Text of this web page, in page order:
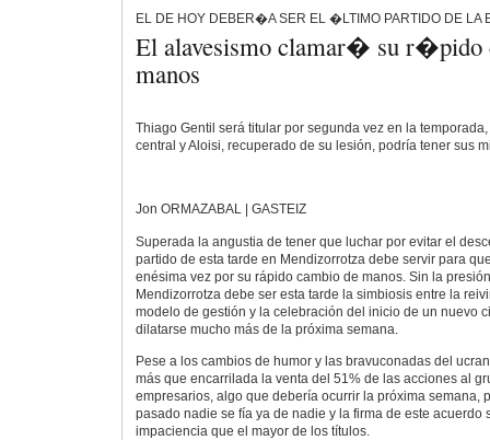
EL DE HOY DEBER�A SER EL �LTIMO PARTIDO DE LA
El alavesismo clamar� su r�pido
manos
Thiago Gentil será titular por segunda vez en la
central y Aloisi, recuperado de su lesión, podría tener sus
Jon ORMAZABAL | GASTEIZ
Superada la angustia de tener que luchar por evitar el
partido de esta tarde en Mendizorrotza debe servir para
enésima vez por su rápido cambio de manos. Sin la
Mendizorrotza debe ser esta tarde la simbiosis entre la
modelo de gestión y la celebración del inicio de un nuevo
dilatarse mucho más de la próxima semana.
Pese a los cambios de humor y las bravuconadas del
más que encarrilada la venta del 51% de las acciones al
empresarios, algo que debería ocurrir la próxima semana,
pasado nadie se fía ya de nadie y la firma de este acuerdo
impaciencia que el mayor de los títulos.